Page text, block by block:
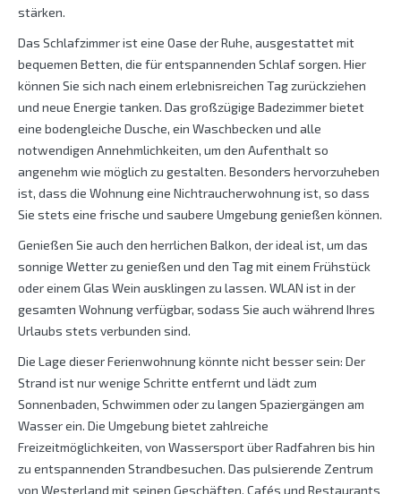
stärken.
Das Schlafzimmer ist eine Oase der Ruhe, ausgestattet mit
bequemen Betten, die für entspannenden Schlaf sorgen. Hier
können Sie sich nach einem erlebnisreichen Tag zurückziehen
und neue Energie tanken. Das großzügige Badezimmer bietet
eine bodengleiche Dusche, ein Waschbecken und alle
notwendigen Annehmlichkeiten, um den Aufenthalt so
angenehm wie möglich zu gestalten. Besonders hervorzuheben
ist, dass die Wohnung eine Nichtraucherwohnung ist, so dass
Sie stets eine frische und saubere Umgebung genießen können.
Genießen Sie auch den herrlichen Balkon, der ideal ist, um das
sonnige Wetter zu genießen und den Tag mit einem Frühstück
oder einem Glas Wein ausklingen zu lassen. WLAN ist in der
gesamten Wohnung verfügbar, sodass Sie auch während Ihres
Urlaubs stets verbunden sind.
Die Lage dieser Ferienwohnung könnte nicht besser sein: Der
Strand ist nur wenige Schritte entfernt und lädt zum
Sonnenbaden, Schwimmen oder zu langen Spaziergängen am
Wasser ein. Die Umgebung bietet zahlreiche
Freizeitmöglichkeiten, von Wassersport über Radfahren bis hin
zu entspannenden Strandbesuchen. Das pulsierende Zentrum
von Westerland mit seinen Geschäften, Cafés und Restaurants